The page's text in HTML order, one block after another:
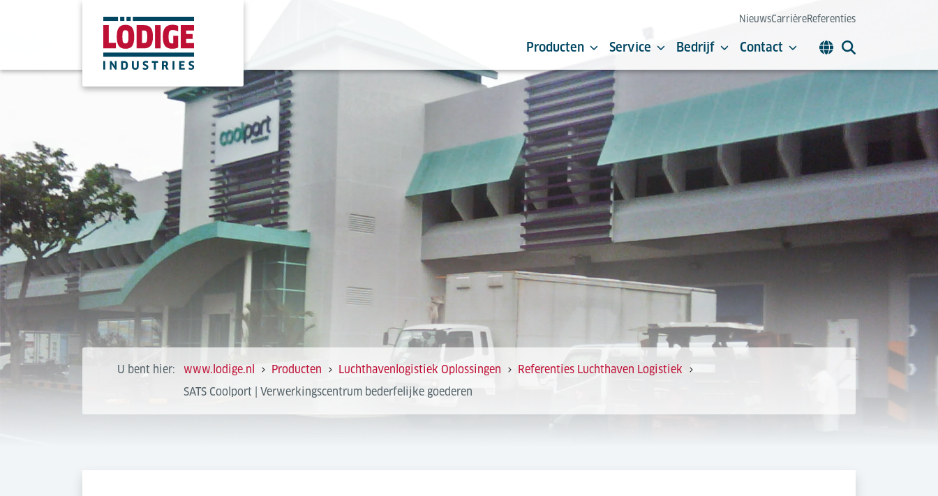
NieuwsCarrièreReferenties
Producten Service Bedrijf Contact
U bent hier: www.lodige.nl Producten Luchthavenlogistiek Oplossingen
Referenties Luchthaven Logistiek
SATS Coolport | Verwerkingscentrum bederfelijke goederen